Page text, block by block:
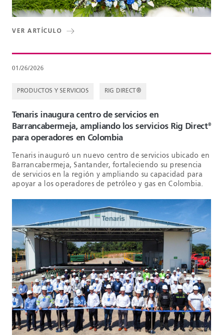
VER ARTÍCULO
01/26/2026
PRODUCTOS Y SERVICIOS RIG DIRECT®
Tenaris inaugura centro de servicios en
Barrancabermeja, ampliando los servicios Rig Direct®
para operadores en Colombia
Tenaris inauguró un nuevo centro de servicios ubicado en
Barrancabermeja, Santander, fortaleciendo su presencia
de servicios en la región y ampliando su capacidad para
apoyar a los operadores de petróleo y gas en Colombia.